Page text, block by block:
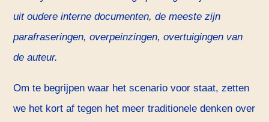
uit oudere interne documenten, de meeste zijn
parafraseringen, overpeinzingen, overtuigingen van
de auteur.
Om te begrijpen waar het scenario voor staat, zetten
we het kort af tegen het meer traditionele denken over